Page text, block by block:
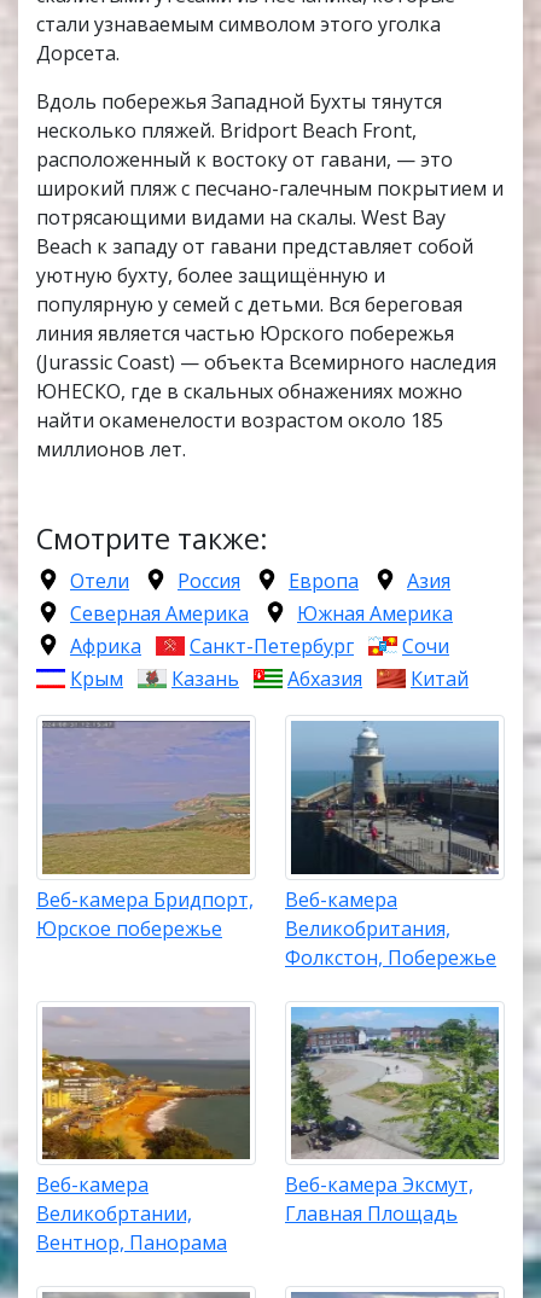
стали узнаваемым символом этого уголка
Дорсета.
Вдоль побережья Западной Бухты тянутся
несколько пляжей. Bridport Beach Front,
расположенный к востоку от гавани, — это
широкий пляж с песчано-галечным покрытием и
потрясающими видами на скалы. West Bay
Beach к западу от гавани представляет собой
уютную бухту, более защищённую и
популярную у семей с детьми. Вся береговая
линия является частью Юрского побережья
(Jurassic Coast) — объекта Всемирного наследия
ЮНЕСКО, где в скальных обнажениях можно
найти окаменелости возрастом около 185
миллионов лет.
Смотрите также:
Отели Россия Европа
Азия
Северная Америка
Южная Америка
Африка
Санкт-Петербург
Сочи
Крым
Казань Абхазия Китай
Веб-камера Бридпорт,
Юрское побережье
Веб-камера
Великобритания,
Фолкстон, Побережье
Веб-камера
Великобртании,
Вентнор, Панорама
Веб-камера Эксмут,
Главная Площадь